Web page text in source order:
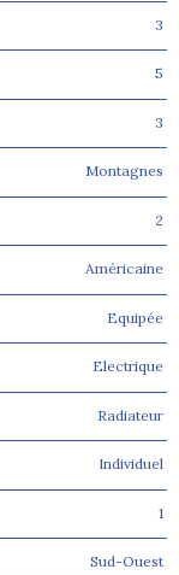
3
5
3
Montagnes
2
Américaine
Equipée
Electrique
Radiateur
Individuel
1
Sud-Ouest